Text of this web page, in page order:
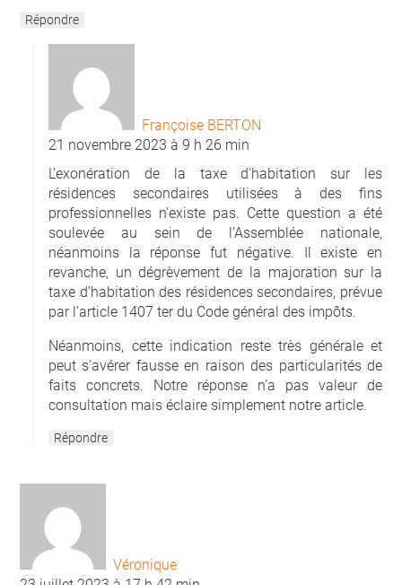
Répondre
Françoise BERTON
21 novembre 2023 à 9 h 26 min
L’exonération de la taxe d’habitation sur les
résidences secondaires utilisées à des fins
professionnelles n’existe pas. Cette question a été
soulevée au sein de l’Assemblée nationale,
néanmoins la réponse fut négative. Il existe en
revanche, un dégrèvement de la majoration sur la
taxe d’habitation des résidences secondaires, prévue
par l’article 1407 ter du Code général des impôts.
Néanmoins, cette indication reste très générale et
peut s’avérer fausse en raison des particularités de
faits concrets. Notre réponse n’a pas valeur de
consultation mais éclaire simplement notre article.
Répondre
Véronique